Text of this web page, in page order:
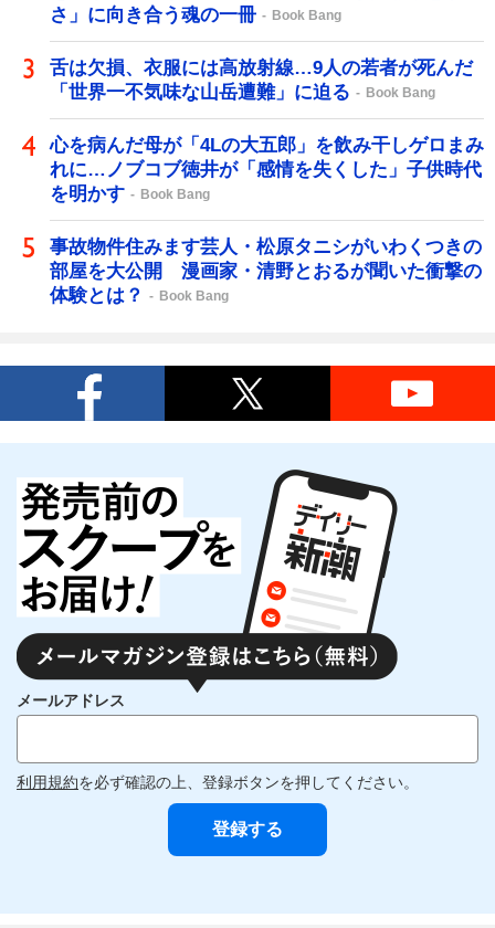
さ」に向き合う魂の一冊
Book Bang
舌は欠損、衣服には高放射線…9人の若者が死んだ
「世界一不気味な山岳遭難」に迫る
Book Bang
心を病んだ母が「4Lの大五郎」を飲み干しゲロまみ
れに…ノブコブ徳井が「感情を失くした」子供時代
を明かす
Book Bang
事故物件住みます芸人・松原タニシがいわくつきの
部屋を大公開 漫画家・清野とおるが聞いた衝撃の
体験とは？
Book Bang
メールアドレス
利用規約を必ず確認の上、登録ボタンを押してください。